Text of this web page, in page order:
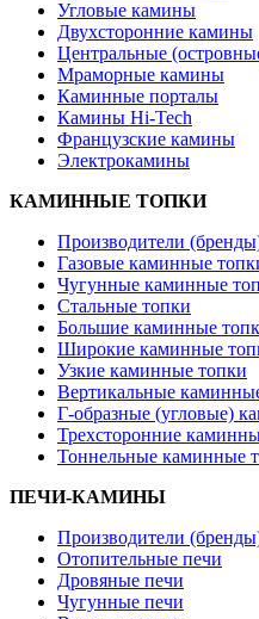
Угловые камины
Двухсторонние камины
Центральные
Мраморные камины
Каминные порталы
Камины Hi-Tech
Французские камины
Электрокамины
КАМИННЫЕ ТОПКИ
Производители
Газовые каминные
Чугунные каминные
Стальные топки
Большие каминные
Широкие каминные
Узкие каминные топки
Вертикальные
Г-образные (угловые)
Трехсторонние
Тоннельные каминные
ПЕЧИ-КАМИНЫ
Производители
Отопительные печи
Дровяные печи
Чугунные печи